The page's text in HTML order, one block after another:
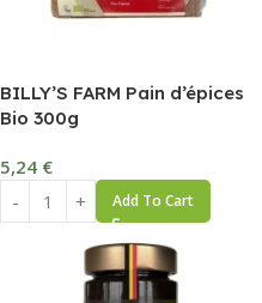
BILLY’S FARM Pain d’épices
Bio 300g
5,24 €
Add To Cart